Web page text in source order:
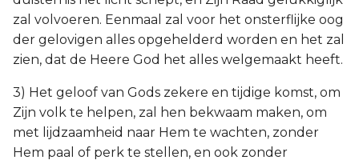
zal volvoeren. Eenmaal zal voor het onsterflijke oog
der gelovigen alles opgehelderd worden en het zal
zien, dat de Heere God het alles welgemaakt heeft.
3) Het geloof van Gods zekere en tijdige komst, om
Zijn volk te helpen, zal hen bekwaam maken, om
met lijdzaamheid naar Hem te wachten, zonder
Hem paal of perk te stellen, en ook zonder